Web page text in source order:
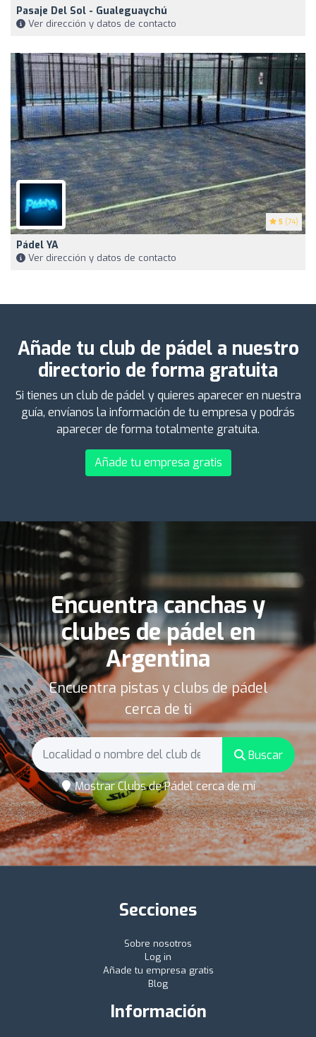
Pasaje Del Sol - Gualeguaychú
Ver dirección y datos de contacto
5 (74)
Pádel YA
Ver dirección y datos de contacto
Añade tu club de pádel a nuestro
directorio de forma gratuita
Si tienes un club de pádel y quieres aparecer en nuestra
guía, envíanos la información de tu empresa y podrás
aparecer de forma totalmente gratuita.
Añade tu empresa gratis
Encuentra canchas y
clubes de pádel en
Argentina
Encuentra pistas y clubs de pádel
cerca de ti
Buscar
Mostrar Clubs de Pádel cerca de mí
Secciones
Sobre nosotros
Log in
Añade tu empresa gratis
Blog
Información